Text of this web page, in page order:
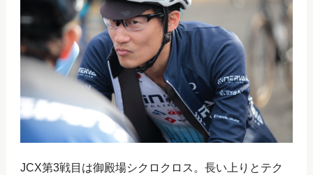
JCX第3戦目は御殿場シクロクロス。長い上りとテク